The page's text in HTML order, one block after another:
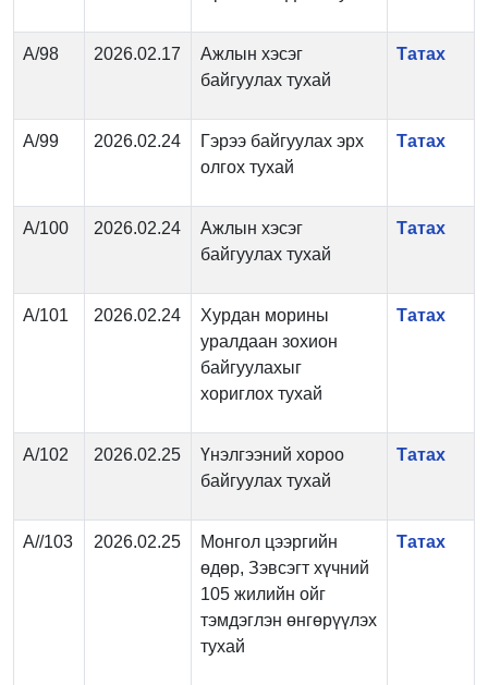
А/98 2026.02.17
Ажлын хэсэг
байгуулах тухай
Татах
А/99 2026.02.24
Гэрээ байгуулах эрх
олгох тухай
Татах
А/100 2026.02.24
Ажлын хэсэг
байгуулах тухай
Татах
А/101 2026.02.24
Хурдан морины
уралдаан зохион
байгуулахыг
хориглох тухай
Татах
А/102 2026.02.25
Үнэлгээний хороо
байгуулах тухай
Татах
А//103 2026.02.25
Монгол цээргийн
өдөр, Зэвсэгт хүчний
105 жилийн ойг
тэмдэглэн өнгөрүүлэх
тухай
Татах